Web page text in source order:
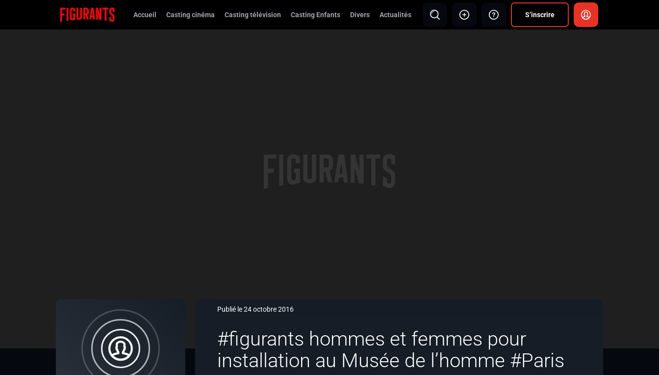
Accueil Casting cinéma Casting télévision Casting Enfants Divers Actualités S’inscrire
Publié le 24 octobre 2016
#figurants hommes et femmes pour
installation au Musée de l’homme #Paris